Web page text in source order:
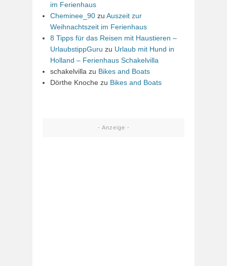
im Ferienhaus
Cheminee_90 zu Auszeit zur
Weihnachtszeit im Ferienhaus
8 Tipps für das Reisen mit Haustieren –
UrlaubstippGuru zu Urlaub mit Hund in
Holland – Ferienhaus Schakelvilla
schakelvilla zu Bikes and Boats
Dörthe Knoche zu Bikes and Boats
- Anzeige -